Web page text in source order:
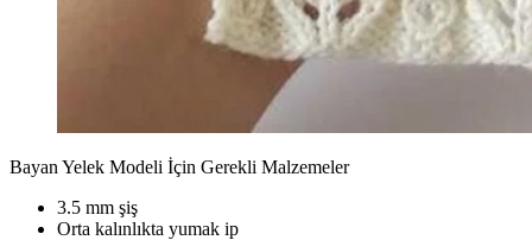
Bayan Yelek Modeli İçin Gerekli Malzemeler
3.5 mm şiş
Orta kalınlıkta yumak ip